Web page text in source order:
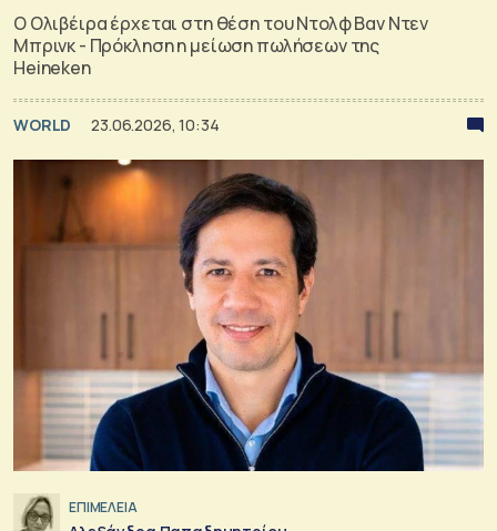
Ο Ολιβέιρα έρχεται στη θέση του Ντολφ Βαν Ντεν
Μπρινκ - Πρόκληση η μείωση πωλήσεων της
Heineken
WORLD 23.06.2026, 10:34
ΕΠΙΜΕΛΕΙΑ